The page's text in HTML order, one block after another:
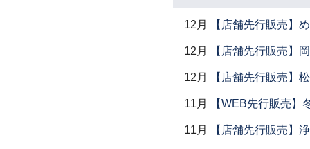
12月 【店舗先行販売】
12月 【店舗先行販売】
12月 【店舗先行販売】
11月 【WEB先行販売】
11月 【店舗先行販売】